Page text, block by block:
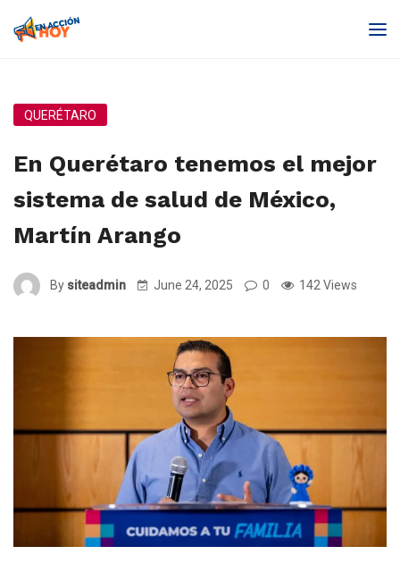
QUERÉTARO
En Querétaro tenemos el mejor
sistema de salud de México,
Martín Arango
By siteadmin June 24, 2025 0 142 Views